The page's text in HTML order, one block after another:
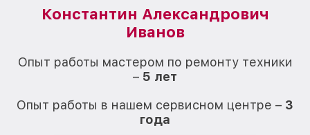
Константин Александрович
Иванов
Опыт работы мастером по ремонту техники
– 5 лет
Опыт работы в нашем сервисном центре – 3
года